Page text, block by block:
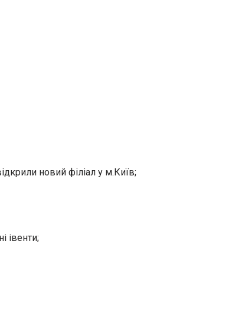
новий філіал у м.Київ;
івенти;